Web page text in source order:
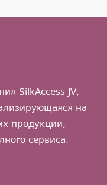
SilkAccess JV,
на
продукции,
сервиса.